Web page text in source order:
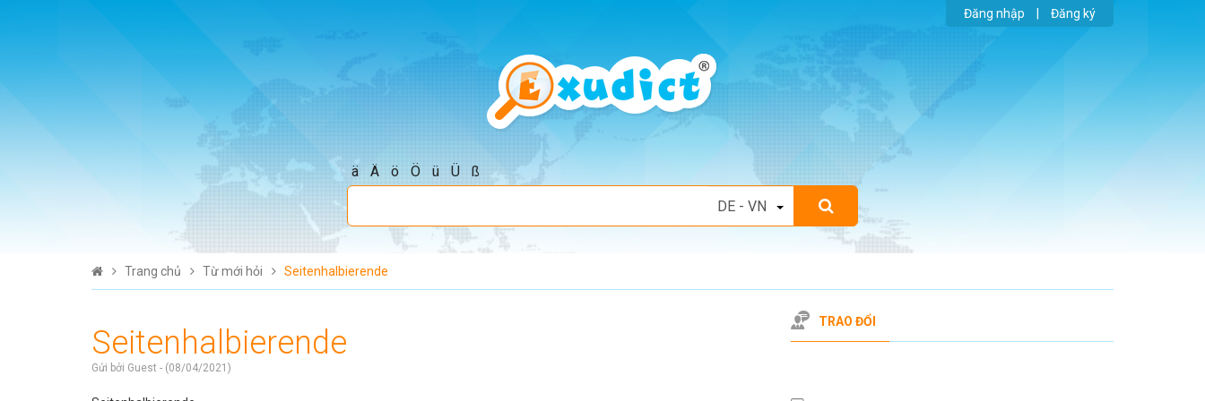
Đăng nhập Đăng ký
ä Ä ö Ö ü Ü ß
Trang chủ Từ mới hỏi Seitenhalbierende
Seitenhalbierende
Gửi bởi Guest - (08/04/2021)
TRAO ĐỔI